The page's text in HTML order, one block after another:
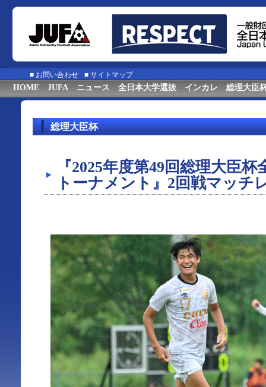
■ お問い合わせ ■ サイトマップ
HOME JUFA ニュース 全日本大学選抜 インカレ 総理大臣
総理大臣杯
『2025年度第49回総理大臣
トーナメント』2回戦マッチ